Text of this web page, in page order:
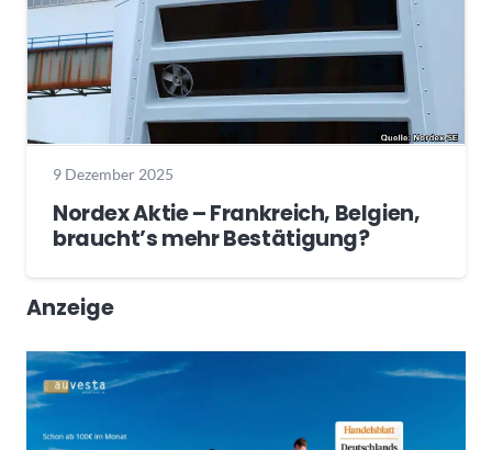
9 Dezember 2025
Nordex Aktie – Frankreich, Belgien,
braucht’s mehr Bestätigung?
Anzeige